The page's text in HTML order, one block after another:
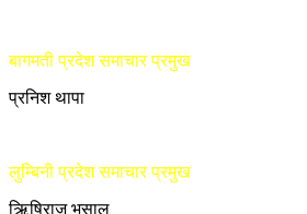
बागमती प्रदेश समाचार प्रमुख
प्रनिश थापा
लुम्बिनी प्रदेश समाचार प्रमुख
ऋिषिराज भुसाल